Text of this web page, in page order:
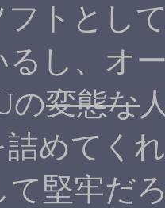
フトとし
るし、オ
の変態な
めてく
堅牢だ